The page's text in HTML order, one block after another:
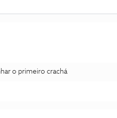
o primeiro crachá